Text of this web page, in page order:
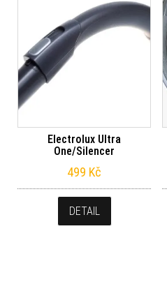
Electrolux Ultra
One/Silencer
499 Kč
DETAIL